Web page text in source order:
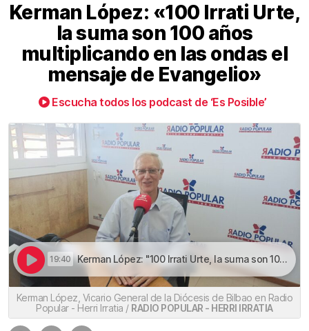
Kerman López: «100 Irrati Urte,
la suma son 100 años
multiplicando en las ondas el
mensaje de Evangelio»
Escucha todos los podcast de ‘Es Posible’
19:40 Kerman López: "100 Irrati Urte, la suma son 100 años multiplicando en las ondas el mensaje de Evangelio" | Kerman López: «100 Irrati Urte, la suma son 100 años multiplicando en las ondas el mensaje de Evangelio»
Kerman López, Vicario General de la Diócesis de Bilbao en Radio
Popular - Herri Irratia / RADIO POPULAR - HERRI IRRATIA